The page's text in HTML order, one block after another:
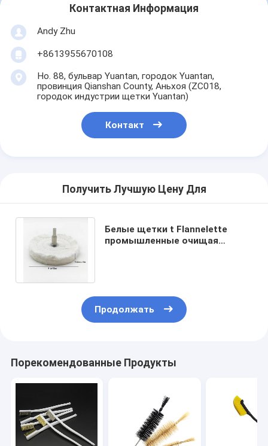
Контактная Информация
Andy Zhu
+8613955670108
Но. 88, бульвар Yuantan, городок Yuantan,
провинция Qianshan County, Аньхоя (ZC018,
городок индустрии щетки Yuantan)
Контакт
Получить Лучшую Цену Для
Белые щетки t Flannelette
промышленные очищая
Продолжать
Порекомендованные Продукты